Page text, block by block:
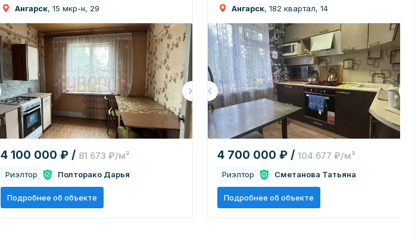
Ангарск, 15 мкр-н, 29
4 100 000 ₽ / 81 673 ₽/м²
Риэлтор Полторако Дарья
Подробнее об объекте
Ангарск, 182 квартал, 14
4 700 000 ₽ / 104 677 ₽/м²
Риэлтор Сметанова Татьяна
Подробнее об объекте